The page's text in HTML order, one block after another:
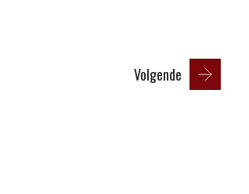
Volgende